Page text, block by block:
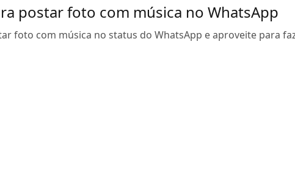
postar foto com música no WhatsApp
foto com música no status do WhatsApp e aproveite para